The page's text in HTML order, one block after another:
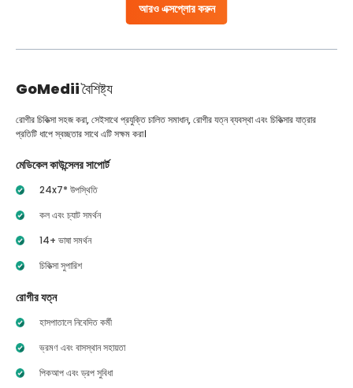
আরও এক্সপ্লোর করুন
GoMediiবৈশিষ্ট্য
রোগীর চিকিত্সা সহজ করা, সেইসাথে প্রযুক্তি চালিত সমাধান, রোগীর যত্ন ব্যবস্থা এবং চিকিত্সার যাত্রার
প্রতিটি ধাপে স্বচ্ছতার সাথে এটি সক্ষম করা।
মেডিকেল কাউন্সেলর সাপোর্ট
24x7* উপস্থিতি
কল এবং চ্যাট সমর্থন
14+ ভাষা সমর্থন
চিকিত্সা সুপারিশ
রোগীর যত্ন
হাসপাতালে নিবেদিত কর্মী
ভ্রমণ এবং বাসস্থান সহায়তা
পিকআপ এবং ড্রপ সুবিধা